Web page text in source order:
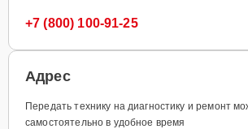
+7 (800) 100-91-25
Адрес
Передать технику на диагностику и ремонт
самостоятельно в удобное время